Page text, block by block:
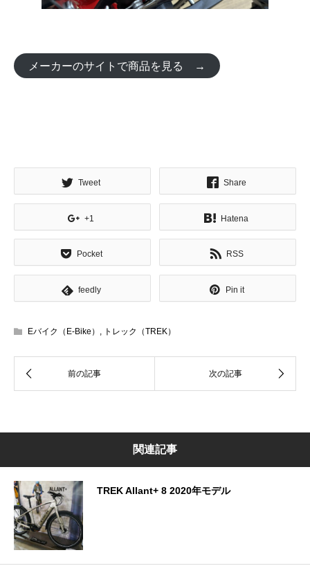
メーカーのサイトで商品を見る →
Tweet Share
+1 Hatena
Pocket RSS
feedly Pin it
Eバイク（E-Bike） , トレック（TREK）
関連記事
TREK Allant+ 8 2020年モデル